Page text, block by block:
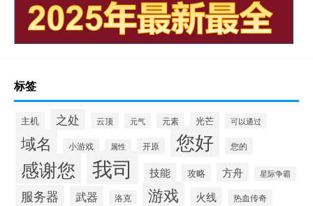
标签
主机 之处 云顶 元气 元素 光芒 可以通过
域名 小游戏 属性 开原 您好 您的
感谢您 我司 技能 攻略 方舟 星际争霸
服务器 武器 洛克 游戏 火线 热血传奇